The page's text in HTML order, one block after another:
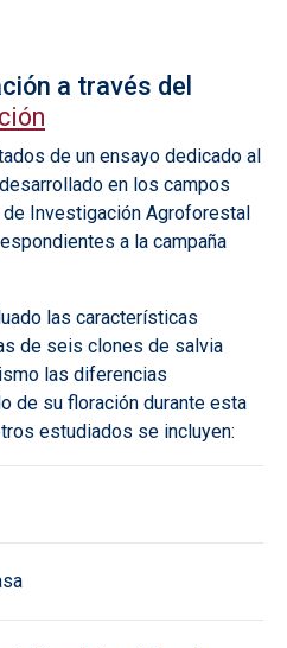
a través del
de un ensayo dedicado al
en los campos
Investigación Agroforestal
a la campaña
las características
de seis clones de salvia
las diferencias
de su floración durante esta
estudiados se incluyen: